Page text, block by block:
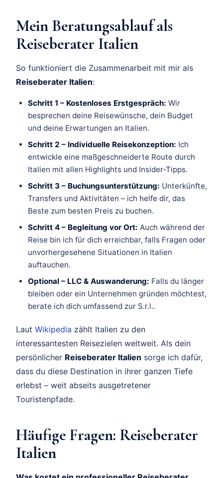
Mein Beratungsablauf als
Reiseberater Italien
So funktioniert die Zusammenarbeit mit mir als
Reiseberater Italien:
Schritt 1 – Kostenloses Erstgespräch: Wir
besprechen deine Reisewünsche, dein Budget
und deine Erwartungen an Italien.
Schritt 2 – Individuelle Reisekonzeption: Ich
entwickle eine maßgeschneiderte Route durch
Italien mit allen Highlights und Insider-Tipps.
Schritt 3 – Buchungsunterstützung: Unterkünfte,
Transfers und Aktivitäten – ich helfe dir, das
Beste zum besten Preis zu buchen.
Schritt 4 – Begleitung vor Ort: Auch während der
Reise bin ich für dich erreichbar, falls Fragen oder
unvorhergesehene Situationen in Italien
auftauchen.
Optional – LLC & Auswanderung: Falls du länger
bleiben oder ein Unternehmen gründen möchtest,
berate ich dich umfassend zur S.r.l..
Laut Wikipedia zählt Italien zu den
interessantesten Reisezielen weltweit. Als dein
persönlicher Reiseberater Italien sorge ich dafür,
dass du diese Destination in ihrer ganzen Tiefe
erlebst – weit abseits ausgetretener
Touristenpfade.
Häufige Fragen: Reiseberater
Italien